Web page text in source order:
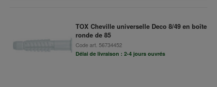
TOX Cheville universelle Deco 8/49 en boîte
ronde de 85
Code art. 56734452
Délai de livraison : 2-4 jours ouvrés